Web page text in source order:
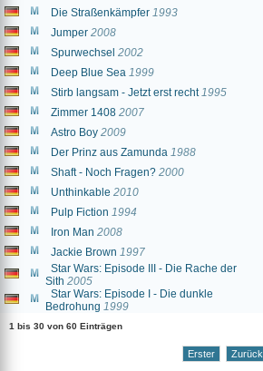
Die Straßenkämpfer 1993
Jumper 2008
Spurwechsel 2002
Deep Blue Sea 1999
Stirb langsam - Jetzt erst recht 1995
Zimmer 1408 2007
Astro Boy 2009
Der Prinz aus Zamunda 1988
Shaft - Noch Fragen? 2000
Unthinkable 2010
Pulp Fiction 1994
Iron Man 2008
Jackie Brown 1997
Star Wars: Episode III - Die Rache der
Sith 2005
Star Wars: Episode I - Die dunkle
Bedrohung 1999
1 bis 30 von 60 Einträgen
Erster Zurück